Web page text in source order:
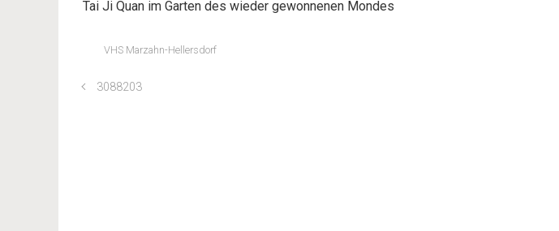
Tai Ji Quan im Garten des wieder gewonnenen Mondes
VHS Marzahn-Hellersdorf
3088203